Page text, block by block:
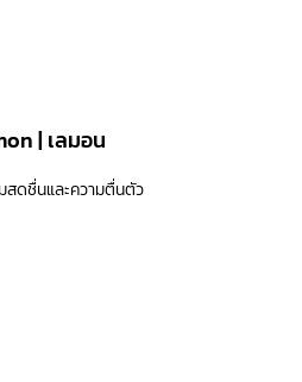
| เลมอน
สดชื่นและความตื่นตัว